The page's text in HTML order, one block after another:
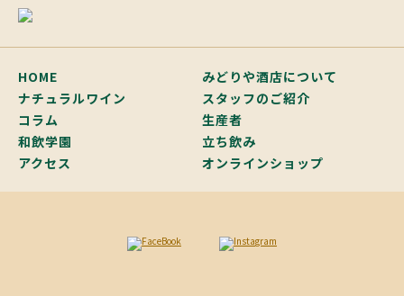
HOME
みどりや酒店について
ナチュラルワイン
スタッフのご紹介
コラム
生産者
和飲学園
立ち飲み
アクセス
オンラインショップ